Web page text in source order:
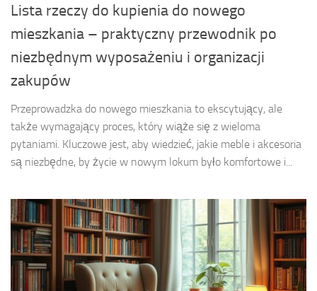
Lista rzeczy do kupienia do nowego
mieszkania – praktyczny przewodnik po
niezbędnym wyposażeniu i organizacji
zakupów
Przeprowadzka do nowego mieszkania to ekscytujący, ale
także wymagający proces, który wiąże się z wieloma
pytaniami. Kluczowe jest, aby wiedzieć, jakie meble i akcesoria
są niezbędne, by życie w nowym lokum było komfortowe i...